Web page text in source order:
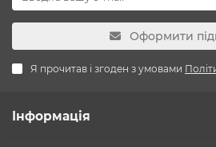
Оформити
Я прочитав і згоден з умовами
Інформація